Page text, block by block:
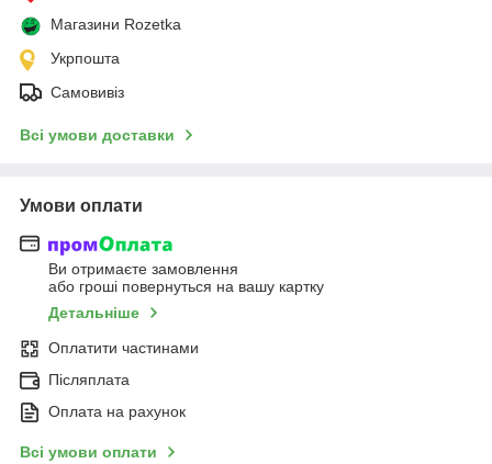
Магазини Rozetka
Укрпошта
Самовивіз
Всі умови доставки
Умови оплати
Ви отримаєте замовлення
або гроші повернуться на вашу картку
Детальніше
Оплатити частинами
Післяплата
Оплата на рахунок
Всі умови оплати